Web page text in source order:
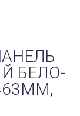
БЕЛО-